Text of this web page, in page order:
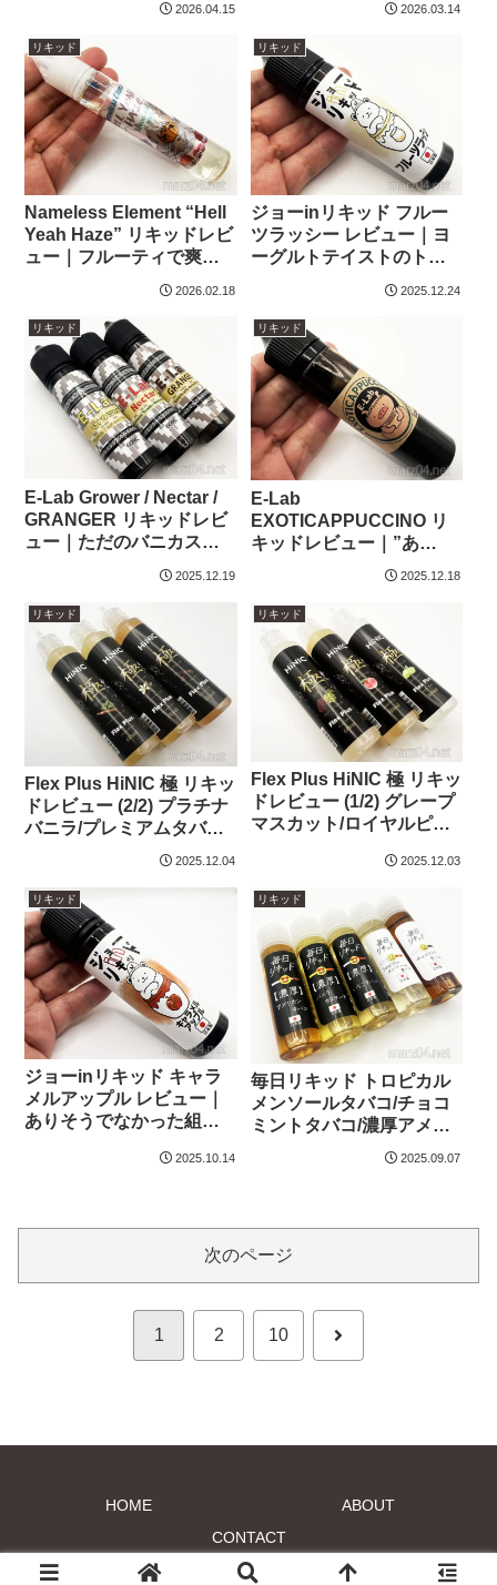
ャラメルタバコ リキッド
レビュー｜ノンニコでも
吸いごたえ◎なHiNIC配合
リキッドの新フレーバー
2026.04.15 2026.03.14
リキッド
Nameless Element “Hell
Yeah Haze” リキッドレビ
ュー｜フルーティで爽や
2026.02.18
リキッド
ジョーinリキッド フルー
ツラッシー レビュー｜ヨ
ーグルトテイストのトロ
2025.12.24
リキッド
E-Lab Grower / Nectar /
GRANGER リキッドレビ
ュー｜ただのバニカスじ
2025.12.19
リキッド
E-Lab
EXOTICAPPUCCINO リ
キッドレビュー｜”あ
の”Exoticaに新たなバリ
2025.12.18
リキッド
Flex Plus HiNIC 極 リキッ
ドレビュー (2/2) プラチナ
バニラ/プレミアムタバコ/
ハードミントタバコ｜ノ
ンニコチンなのに吸い応
え◎なHiNIC配合リキッド
2025.12.04
リキッド
Flex Plus HiNIC 極 リキッ
ドレビュー (1/2) グレープ
マスカット/ロイヤルピー
ニコチンなのに吸い応え
◎なHiNIC配合リキッド
2025.12.03
リキッド
ジョーinリキッド キャラ
メルアップル レビュー｜
ありそうでなかった組み
2025.10.14
リキッド
毎日リキッド トロピカル
メンソールタバコ/チョコ
ミントタバコ/濃厚アメリ
カンタバコ/濃厚いちごタ
バコ/濃厚バニラカスター
2025.09.07
次のページ
1 2 10 次
HOME
ABOUT
CONTACT
© 2017 marz04.net.